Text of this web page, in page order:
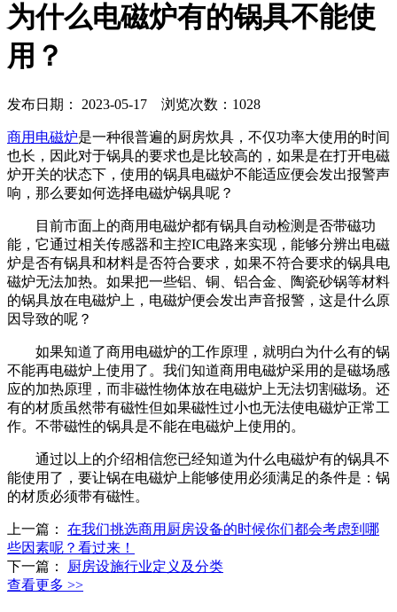
为什么电磁炉有的锅具不能使
用？
发布日期： 2023-05-17 浏览次数：1028
商用电磁炉是一种很普遍的厨房炊具，不仅功率大使用的时间
也长，因此对于锅具的要求也是比较高的，如果是在打开电磁
炉开关的状态下，使用的锅具电磁炉不能适应便会发出报警声
响，那么要如何选择电磁炉锅具呢？
目前市面上的商用电磁炉都有锅具自动检测是否带磁功
能，它通过相关传感器和主控IC电路来实现，能够分辨出电磁
炉是否有锅具和材料是否符合要求，如果不符合要求的锅具电
磁炉无法加热。如果把一些铝、铜、铝合金、陶瓷砂锅等材料
的锅具放在电磁炉上，电磁炉便会发出声音报警，这是什么原
因导致的呢？
如果知道了商用电磁炉的工作原理，就明白为什么有的锅
不能再电磁炉上使用了。我们知道商用电磁炉采用的是磁场感
应的加热原理，而非磁性物体放在电磁炉上无法切割磁场。还
有的材质虽然带有磁性但如果磁性过小也无法使电磁炉正常工
作。不带磁性的锅具是不能在电磁炉上使用的。
通过以上的介绍相信您已经知道为什么电磁炉有的锅具不
能使用了，要让锅在电磁炉上能够使用必须满足的条件是：锅
的材质必须带有磁性。
上一篇： 在我们挑选商用厨房设备的时候你们都会考虑到哪
些因素呢？看过来！
下一篇：
厨房设施行业定义及分类
查看更多 >>